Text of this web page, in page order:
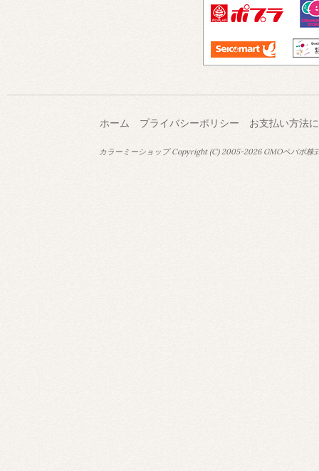
ホーム プライバシーポリシー お支払い方法
カラーミーショップCopyright (C) 2005-2026 GMOペパボ株